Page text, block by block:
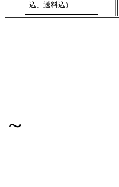
込、送料込）
～